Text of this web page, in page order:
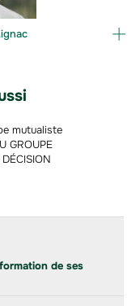
mutualiste
GROUPE
de ses